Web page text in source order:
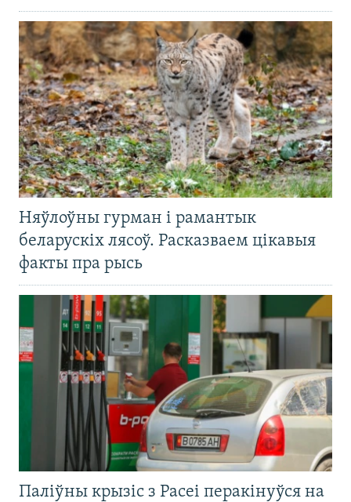
Няўлоўны гурман і рамантык
беларускіх лясоў. Расказваем цікавыя
факты пра рысь
Паліўны крызіс з Расеі перакінуўся на